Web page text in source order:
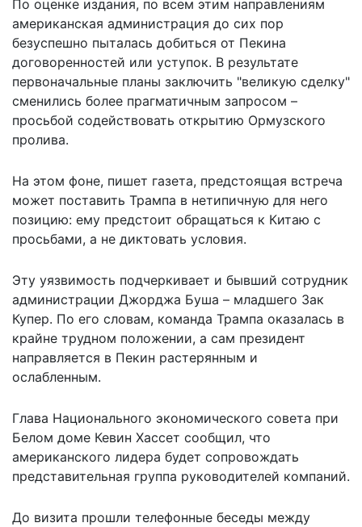
По оценке издания, по всем этим направлениям
американская администрация до сих пор
безуспешно пыталась добиться от Пекина
договоренностей или уступок. В результате
первоначальные планы заключить "великую сделку"
сменились более прагматичным запросом –
просьбой содействовать открытию Ормузского
пролива.
На этом фоне, пишет газета, предстоящая встреча
может поставить Трампа в нетипичную для него
позицию: ему предстоит обращаться к Китаю с
просьбами, а не диктовать условия.
Эту уязвимость подчеркивает и бывший сотрудник
администрации Джорджа Буша – младшего Зак
Купер. По его словам, команда Трампа оказалась в
крайне трудном положении, а сам президент
направляется в Пекин растерянным и
ослабленным.
Глава Национального экономического совета при
Белом доме Кевин Хассет сообщил, что
американского лидера будет сопровождать
представительная группа руководителей компаний.
До визита прошли телефонные беседы между